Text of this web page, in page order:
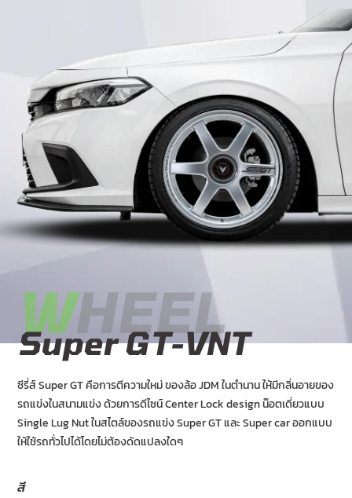
WHEEL
Super GT-VNT
ซีรี่ส์ Super GT คือการตีความใหม่ ของล้อ JDM ในตำนาน ให้มีกลิ่นอายของ
รถแข่งในสนามแข่ง ด้วยการดีไซน์ Center Lock design น๊อตเดี่ยวแบบ
Single Lug Nut ในสไตล์ของรถแข่ง Super GT และ Super car ออกแบบ
ให้ใช้รถทั่วไปได้โดยไม่ต้องดัดแปลงใดๆ
สี